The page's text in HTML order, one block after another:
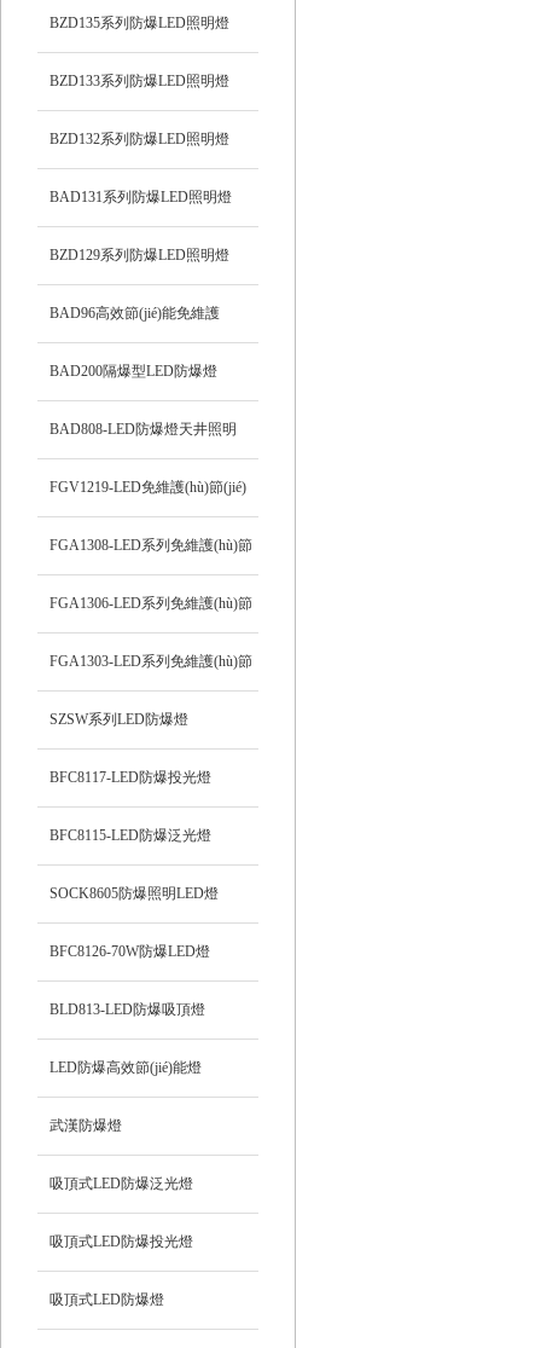
BZD135系列防爆LED照明燈
BZD133系列防爆LED照明燈
BZD132系列防爆LED照明燈
BAD131系列防爆LED照明燈
BZD129系列防爆LED照明燈
BAD96高效節(jié)能免維護
(hù)LED防爆燈
BAD200隔爆型LED防爆燈
BAD808-LED防爆燈天井照明
FGV1219-LED免維護(hù)節(jié)
能防爆吸頂燈
FGA1308-LED系列免維護(hù)節
(jié)能防爆燈
FGA1306-LED系列免維護(hù)節
(jié)能防爆燈
FGA1303-LED系列免維護(hù)節
(jié)能防爆燈
SZSW系列LED防爆燈
BFC8117-LED防爆投光燈
BFC8115-LED防爆泛光燈
SOCK8605防爆照明LED燈
BFC8126-70W防爆LED燈
BLD813-LED防爆吸頂燈
LED防爆高效節(jié)能燈
武漢防爆燈
吸頂式LED防爆泛光燈
吸頂式LED防爆投光燈
吸頂式LED防爆燈